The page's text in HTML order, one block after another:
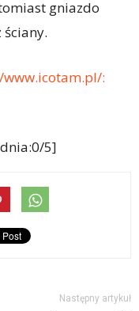
gniazdo
:
5]
Następny artykuł